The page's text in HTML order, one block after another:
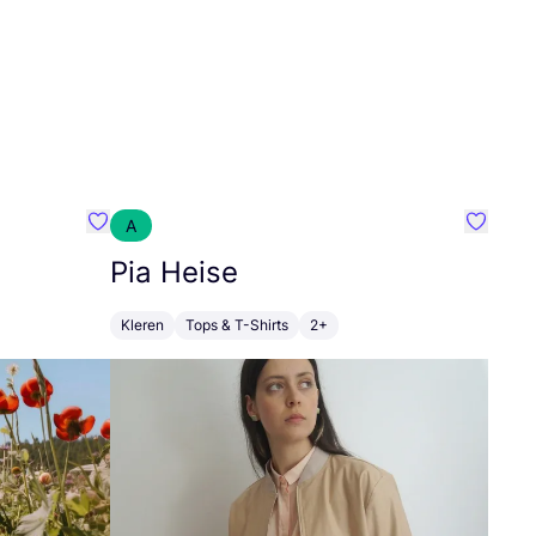
Favoriete {naam}
A
Pia Heise
Kleren Tops & T-Shirts 2+